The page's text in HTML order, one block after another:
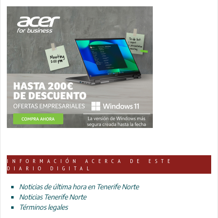
INFORMACIÓN ACERCA DE ESTE
DIARIO DIGITAL
Noticias de última hora en Tenerife Norte
Noticias Tenerife Norte
Términos legales